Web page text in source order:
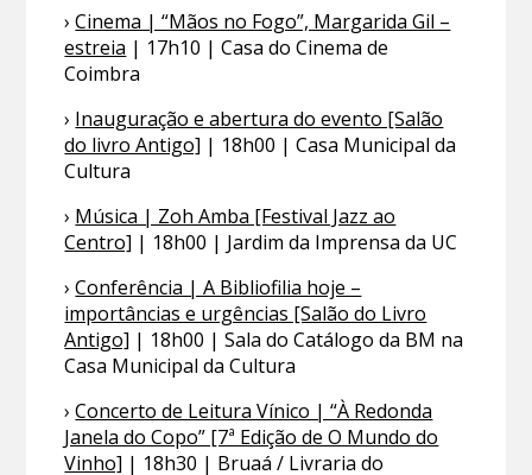
›Cinema | “Mãos no Fogo”, Margarida Gil –
estreia | 17h10 | Casa do Cinema de
Coimbra
› Inauguração e abertura do evento [Salão
do livro Antigo] | 18h00 | Casa Municipal da
Cultura
› Música | Zoh Amba [Festival Jazz ao
Centro] | 18h00 | Jardim da Imprensa da UC
›Conferência | A Bibliofilia hoje –
importâncias e urgências [Salão do Livro
Antigo] | 18h00 | Sala do Catálogo da BM na
Casa Municipal da Cultura
›Concerto de Leitura Vínico | “À Redonda
Janela do Copo” [7ª Edição de O Mundo do
Vinho] | 18h30 | Bruaá / Livraria do